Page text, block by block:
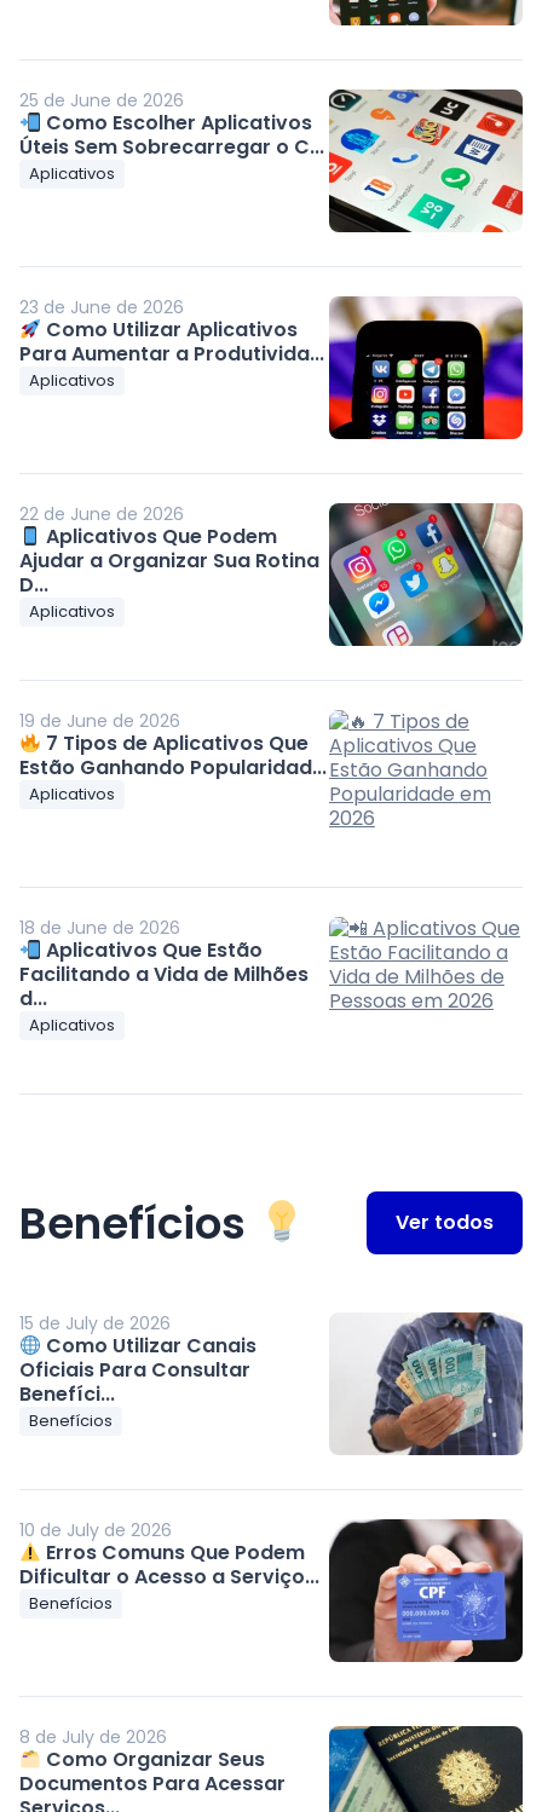
25 de June de 2026
Como Escolher Aplicativos
Úteis Sem Sobrecarregar o C...
Aplicativos
23 de June de 2026
Como Utilizar Aplicativos
Para Aumentar a Produtivida...
Aplicativos
22 de June de 2026
Aplicativos Que Podem
Ajudar a Organizar Sua Rotina
D...
Aplicativos
19 de June de 2026
7 Tipos de Aplicativos Que
Estão Ganhando Popularidad...
Aplicativos
18 de June de 2026
Aplicativos Que Estão
Facilitando a Vida de Milhões
d...
Aplicativos
Benefícios Ver todos
15 de July de 2026
Como Utilizar Canais
Oficiais Para Consultar
Benefíci...
Benefícios
10 de July de 2026
Erros Comuns Que Podem
Dificultar o Acesso a Serviço...
Benefícios
8 de July de 2026
Como Organizar Seus
Documentos Para Acessar